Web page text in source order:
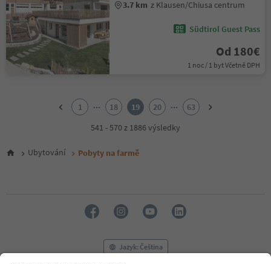
3.7 km z Klausen/Chiusa centrum
Südtirol Guest Pass
Od 180€
1 noc / 1 byt Včetně DPH
6
1 ... 18 19 20 ...
63
541 - 570 z 1886 výsledky
Ubytování Pobyty na farmě
Jazyk: Čeština